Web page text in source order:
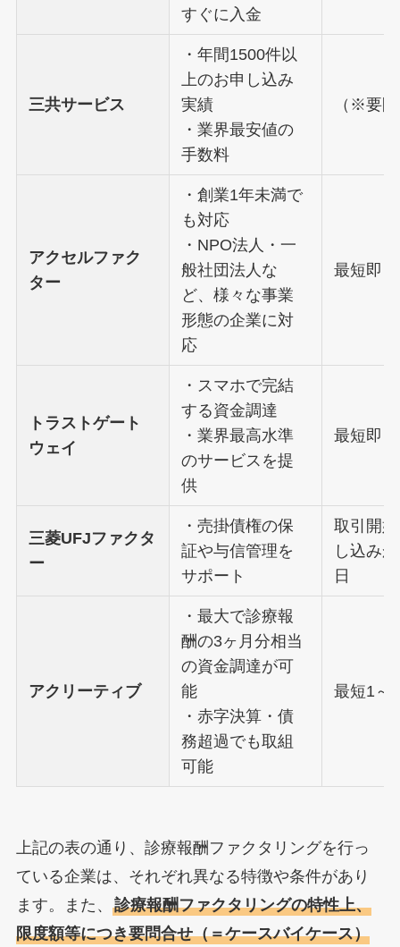
すぐに入金
三共サービス
・年間1500件以
上のお申し込み
実績
・業界最安値の
手数料
（※要
アクセルファク
ター
・創業1年未満で
も対応
・NPO法人・一
般社団法人な
ど、様々な事業
形態の企業に対
応
最短即日
トラストゲート
ウェイ
・スマホで完結
する資金調達
・業界最高水準
のサービスを提
供
最短即日
三菱UFJファクタ
ー
・売掛債権の保
証や与信管理を
サポート
取引開
し込み
日
アクリーティブ
・最大で診療報
酬の3ヶ月分相当
の資金調達が可
能
・赤字決算・債
務超過でも取組
可能
最短1～
上記の表の通り、診療報酬ファクタリングを行っ
ている企業は、それぞれ異なる特徴や条件があり
ます。また、 診療報酬ファクタリングの特性上、
限度額等につき要問合せ（＝ケースバイケース）